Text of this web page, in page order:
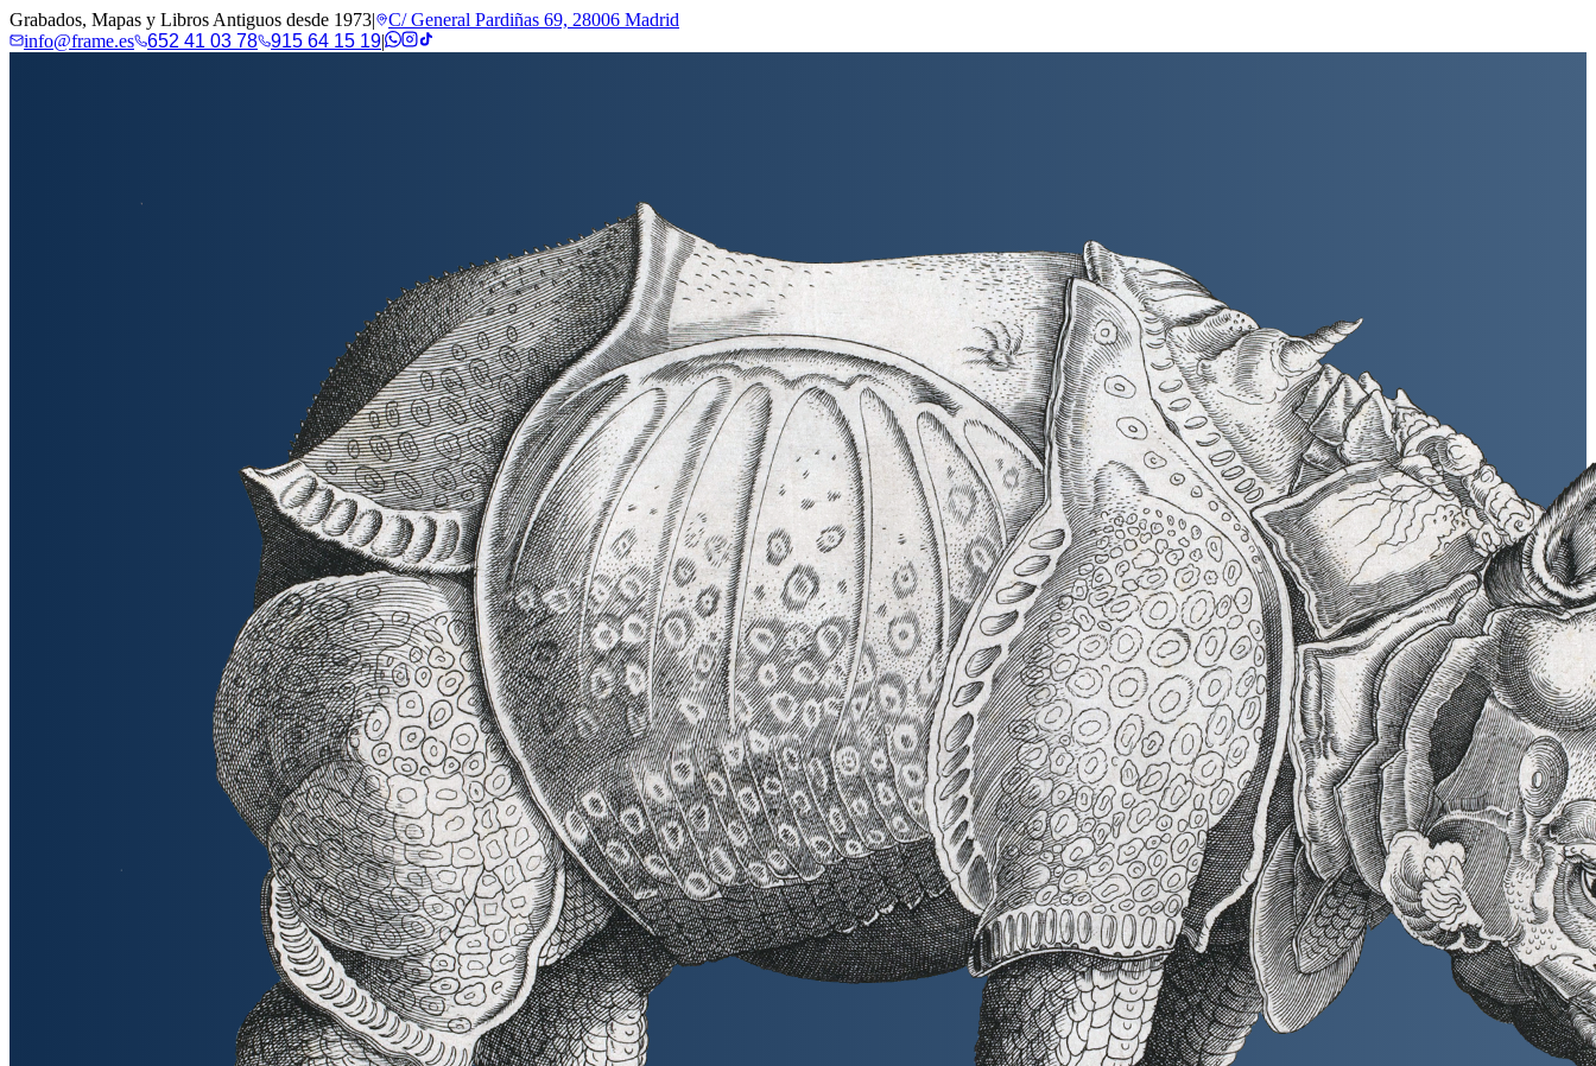
Grabados, Mapas y Libros Antiguos desde 1973|
C/ General Pardiñas 69, 28006 Madrid
info@frame.es
652 41 03 78 915 64 15 19|